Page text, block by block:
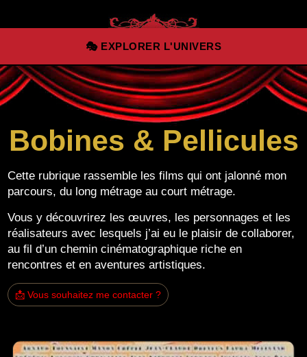
Aller au contenu principal
🎭 EXPLORER L'UNIVERS
Bobines & Pellicules
Cette rubrique rassemble les films qui ont jalonné mon
parcours, du long métrage au court métrage.
Vous y découvrirez les œuvres, les personnages et les
réalisateurs avec lesquels j’ai eu le plaisir de collaborer,
au fil d’un chemin cinématographique riche en
rencontres et en aventures artistiques.
📩 Vous souhaitez me contacter ?